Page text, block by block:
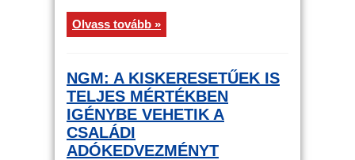
Olvass tovább »
NGM: A KISKERESETŰEK IS
TELJES MÉRTÉKBEN
IGÉNYBE VEHETIK A
CSALÁDI
ADÓKEDVEZMÉNYT